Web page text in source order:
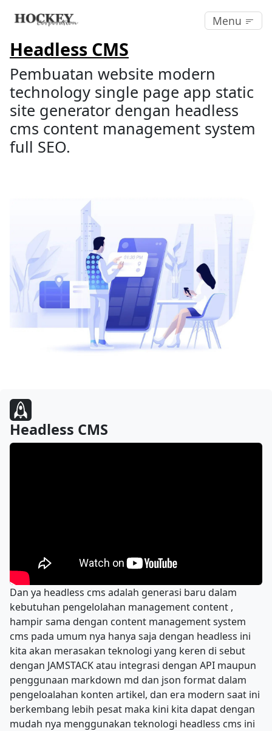
Menu
Headless CMS
Pembuatan website modern
technology single page app static
site generator dengan headless
cms content management system
full SEO.
Headless CMS
Dan ya headless cms adalah generasi baru dalam
kebutuhan pengelolahan management content ,
hampir sama dengan content management system
cms pada umum nya hanya saja dengan headless ini
kita akan merasakan teknologi yang keren di sebut
dengan JAMSTACK atau integrasi dengan API maupun
penggunaan markdown md dan json format dalam
pengeloalahan konten artikel, dan era modern saat ini
berkembang lebih pesat maka kini kita dapat dengan
mudah nya menggunakan teknologi headless cms ini